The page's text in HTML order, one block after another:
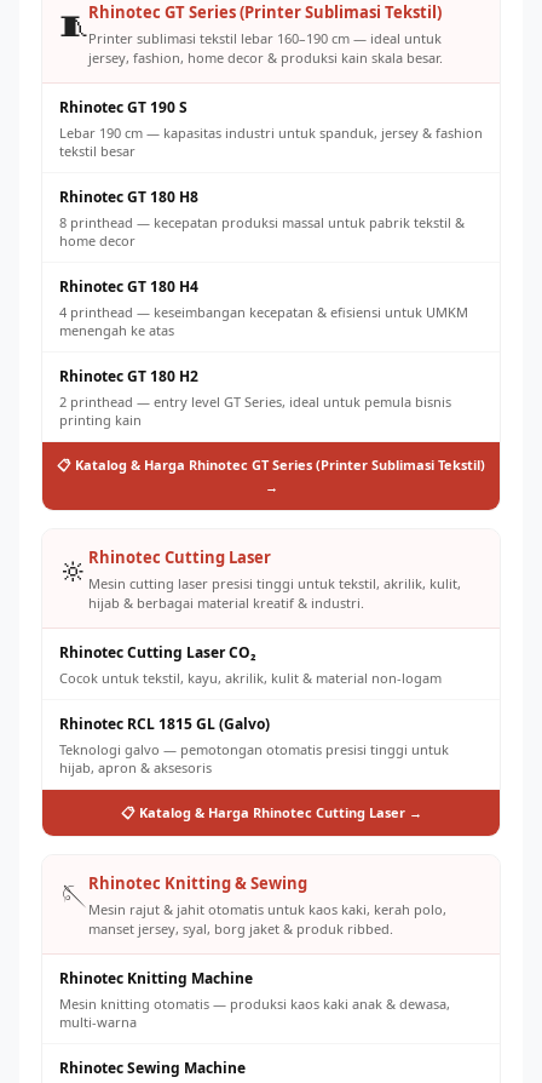
🧵Rhinotec GT Series (Printer Sublimasi Tekstil)
Printer sublimasi tekstil lebar 160–190 cm — ideal untuk
jersey, fashion, home decor & produksi kain skala besar.
Rhinotec GT 190 S
Lebar 190 cm — kapasitas industri untuk spanduk, jersey & fashion
tekstil besar
Rhinotec GT 180 H8
8 printhead — kecepatan produksi massal untuk pabrik tekstil &
home decor
Rhinotec GT 180 H4
4 printhead — keseimbangan kecepatan & efisiensi untuk UMKM
menengah ke atas
Rhinotec GT 180 H2
2 printhead — entry level GT Series, ideal untuk pemula bisnis
printing kain
📋 Katalog & Harga Rhinotec GT Series (Printer Sublimasi Tekstil)
→
🔆 Rhinotec Cutting Laser
Mesin cutting laser presisi tinggi untuk tekstil, akrilik, kulit,
hijab & berbagai material kreatif & industri.
Rhinotec Cutting Laser CO₂
Cocok untuk tekstil, kayu, akrilik, kulit & material non-logam
Rhinotec RCL 1815 GL (Galvo)
Teknologi galvo — pemotongan otomatis presisi tinggi untuk
hijab, apron & aksesoris
📋 Katalog & Harga Rhinotec Cutting Laser →
🪡Rhinotec Knitting & Sewing
Mesin rajut & jahit otomatis untuk kaos kaki, kerah polo,
manset jersey, syal, borg jaket & produk ribbed.
Rhinotec Knitting Machine
Mesin knitting otomatis — produksi kaos kaki anak & dewasa,
multi-warna
Rhinotec Sewing Machine